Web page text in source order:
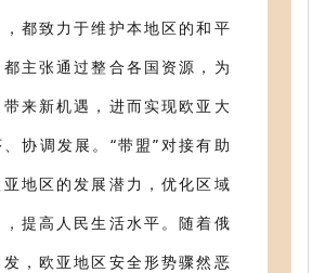
都致力于维护本地区的和平
主张通过整合各国资源，为
来新机遇，进而实现欧亚大
协调发展。“带盟”对接有助
地区的发展潜力，优化区域
提高人民生活水平。随着俄
，欧亚地区安全形势骤然恶